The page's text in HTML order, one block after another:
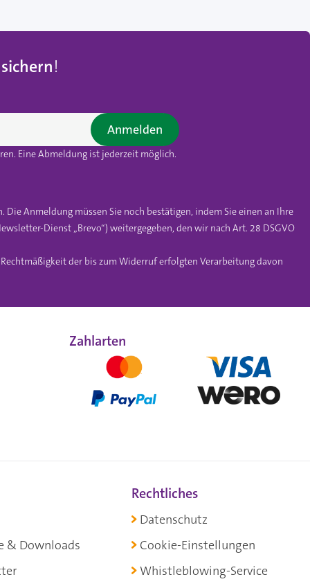
!
Eine Abmeldung ist jederzeit möglich.
Anmelden
Anmeldung müssen Sie noch bestätigen, indem Sie einen an Ihre
Dienst „Brevo“) weitergegeben, den wir nach Art. 28 DSGVO
der bis zum Widerruf erfolgten Verarbeitung davon
Zahlarten
& Downloads
Rechtliches
Datenschutz
Cookie-Einstellungen
Whistleblowing-Service